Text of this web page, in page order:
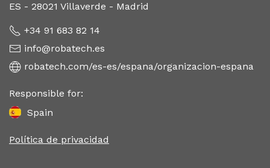
ES - 28021 Villaverde - Madrid
+34 91 683 82 14
info@robatech.es
robatech.com/es-es/espana/organizacion-espana
Responsible for:
Spain
Política de privacidad